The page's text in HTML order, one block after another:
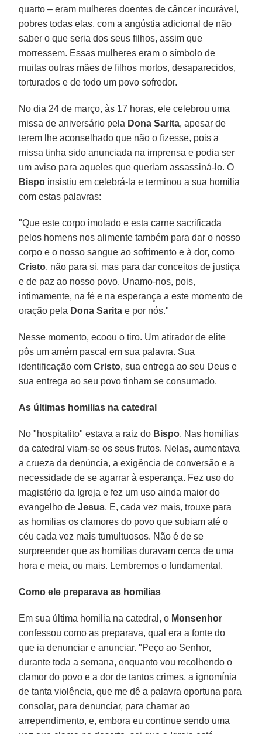
quarto – eram mulheres doentes de câncer incurável,
pobres todas elas, com a angústia adicional de não
saber o que seria dos seus filhos, assim que
morressem. Essas mulheres eram o símbolo de
muitas outras mães de filhos mortos, desaparecidos,
torturados e de todo um povo sofredor.
No dia 24 de março, às 17 horas, ele celebrou uma
missa de aniversário pela Dona Sarita, apesar de
terem lhe aconselhado que não o fizesse, pois a
missa tinha sido anunciada na imprensa e podia ser
um aviso para aqueles que queriam assassiná-lo. O
Bispo insistiu em celebrá-la e terminou a sua homilia
com estas palavras:
"Que este corpo imolado e esta carne sacrificada
pelos homens nos alimente também para dar o nosso
corpo e o nosso sangue ao sofrimento e à dor, como
Cristo, não para si, mas para dar conceitos de justiça
e de paz ao nosso povo. Unamo-nos, pois,
intimamente, na fé e na esperança a este momento de
oração pela Dona Sarita e por nós."
Nesse momento, ecoou o tiro. Um atirador de elite
pôs um amém pascal em sua palavra. Sua
identificação comCristo, sua entrega ao seu Deus e
sua entrega ao seu povo tinham se consumado.
As últimas homilias na catedral
No "hospitalito" estava a raiz do Bispo. Nas homilias
da catedral viam-se os seus frutos. Nelas, aumentava
a crueza da denúncia, a exigência de conversão e a
necessidade de se agarrar à esperança. Fez uso do
magistério da Igreja e fez um uso ainda maior do
evangelho deJesus. E, cada vez mais, trouxe para
as homilias os clamores do povo que subiam até o
céu cada vez mais tumultuosos. Não é de se
surpreender que as homilias duravam cerca de uma
hora e meia, ou mais. Lembremos o fundamental.
Como ele preparava as homilias
Em sua última homilia na catedral, o Monsenhor
confessou como as preparava, qual era a fonte do
que ia denunciar e anunciar. "Peço ao Senhor,
durante toda a semana, enquanto vou recolhendo o
clamor do povo e a dor de tantos crimes, a ignomínia
de tanta violência, que me dê a palavra oportuna para
consolar, para denunciar, para chamar ao
arrependimento, e, embora eu continue sendo uma